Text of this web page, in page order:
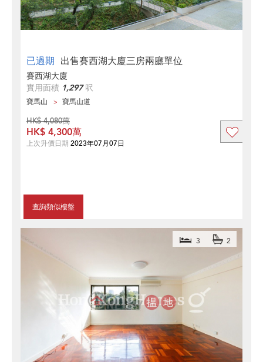
已過期 出售賽西湖大廈三房兩廳單位
賽西湖大廈
實用面積 1,297呎
寶馬山 寶馬山道
查詢類似樓盤
HK$ 4,080萬
HK$ 4,300萬
上次升價日期 2023年07月07日
3 2